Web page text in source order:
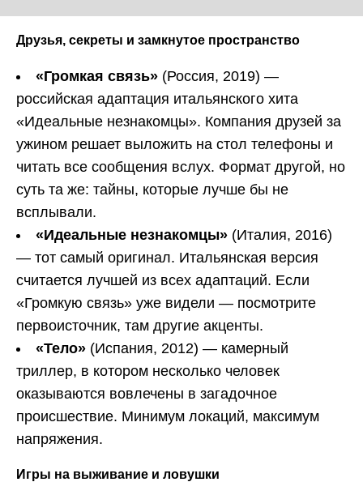
Друзья, секреты и замкнутое пространство
«Громкая связь» (Россия, 2019) —
российская адаптация итальянского хита
«Идеальные незнакомцы». Компания друзей за
ужином решает выложить на стол телефоны и
читать все сообщения вслух. Формат другой, но
суть та же: тайны, которые лучше бы не
всплывали.
«Идеальные незнакомцы» (Италия, 2016)
— тот самый оригинал. Итальянская версия
считается лучшей из всех адаптаций. Если
«Громкую связь» уже видели — посмотрите
первоисточник, там другие акценты.
«Тело» (Испания, 2012) — камерный
триллер, в котором несколько человек
оказываются вовлечены в загадочное
происшествие. Минимум локаций, максимум
напряжения.
Игры на выживание и ловушки